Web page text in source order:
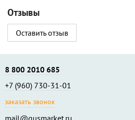
Отзывы
Оставить отзыв
8 800 2010 685
+7 (960) 730-31-01
заказать звонок